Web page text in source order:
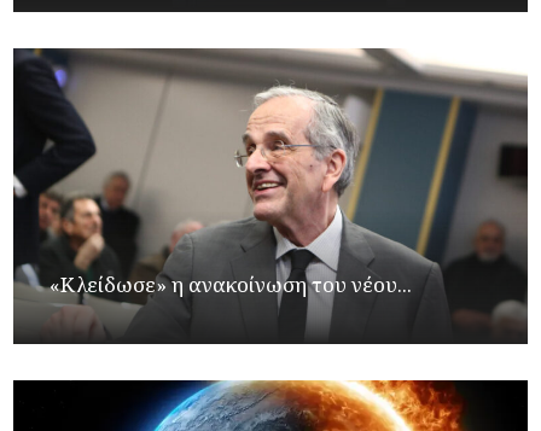
«Κλείδωσε» η ανακοίνωση του νέου...